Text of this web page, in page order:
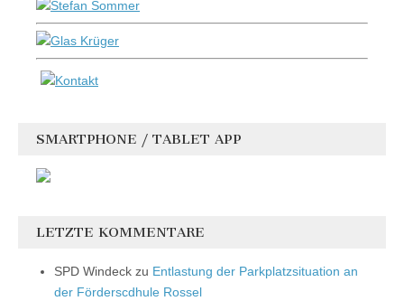
SMARTPHONE / TABLET APP
LETZTE KOMMENTARE
SPD Windeck zu Entlastung der Parkplatzsituation an
der Förderscdhule Rossel